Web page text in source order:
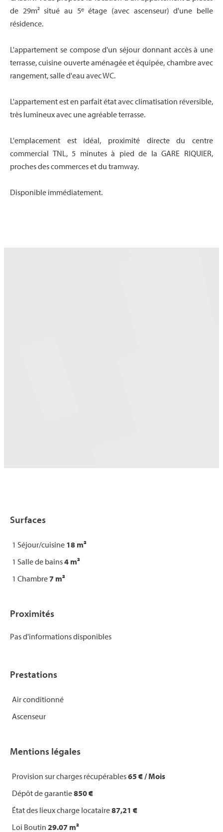
de 29m² situé au 5ᵉ étage (avec ascenseur) d'une belle
résidence.
L'appartement se compose d'un séjour donnant accès à une
terrasse, cuisine ouverte aménagée et équipée, chambre avec
rangement, salle d'eau avec WC.
L'appartement est en parfait état avec climatisation réversible,
très lumineux avec une agréable terrasse.
L'emplacement est idéal, proximité directe du centre
commercial TNL, 5 minutes à pied de la GARE RIQUIER,
proches des commerces et du tramway.
Disponible immédiatement.
Surfaces
1 Séjour/cuisine 18 m²
1 Salle de bains4 m²
1 Chambre7 m²
Proximités
Pas d'informations disponibles
Prestations
Air conditionné
Ascenseur
Mentions légales
Provision sur charges récupérables65 € / Mois
Dépôt de garantie850 €
État des lieux charge locataire87,21 €
Loi Boutin 29.07 m²